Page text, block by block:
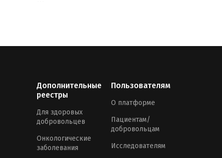
Дополнительные
реестры
Для здоровых
добровольцев
Онкологические
заболевания
Пользователям
О платформе
Пациентам/
добровольцам
Исследователям